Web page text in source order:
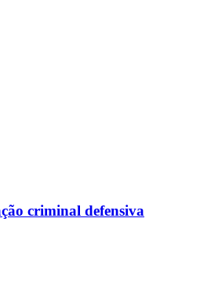
criminal defensiva